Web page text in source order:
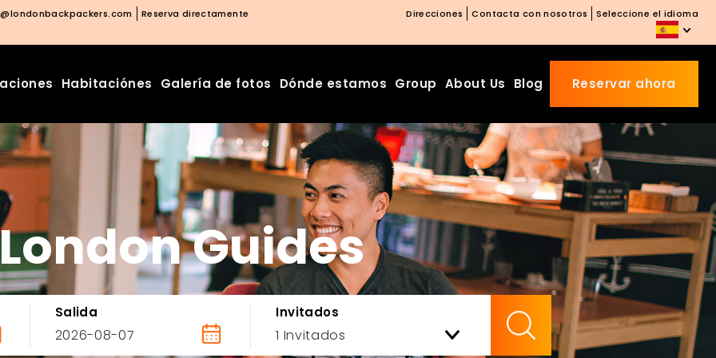
Reserva directamente Direcciones Contacta con nosotros Seleccione el idioma
Habitaciónes Galería de fotos Dónde estamos Group About Us Blog Reservar ahora
Guides
Salida Invitados
Beds Starting from £10 on
Website Booking
Book directly with us to enjoy
the exclusive deal today!
Apply Code EARLY20 and Get
20% Off on Selected Room
Bookings.
Booking.com 8.1/10 Traveller
Review Awards 2026
Enjoy Free Family Dinner Nights